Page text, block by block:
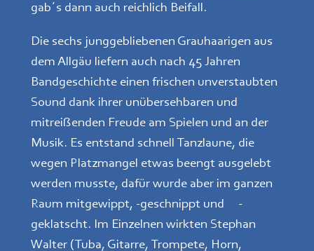
gab´s dann auch reichlich Beifall.
Die sechs junggebliebenen Grauhaarigen aus
dem Allgäu liefern auch nach 45 Jahren
Bandgeschichte einen frischen unverstaubten
Sound dank ihrer unübersehbaren und
mitreißenden Freude am Spielen und an der
Musik. Es entstand schnell Tanzlaune, die
wegen Platzmangel etwas beengt ausgelebt
werden musste, dafür wurde aber im ganzen
Raum mitgewippt, -geschnippt und -
geklatscht. Im Einzelnen wirkten Stephan
Walter (Tuba, Gitarre, Trompete, Horn,